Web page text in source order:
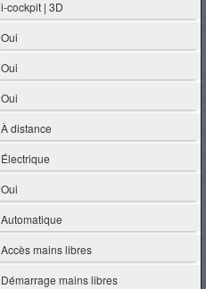
i-cockpit | 3D
Oui
Oui
Oui
À distance
Électrique
Oui
Automatique
Accès mains libres
Démarrage mains libres